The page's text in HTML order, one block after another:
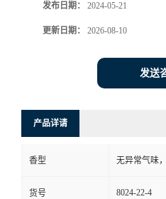
发布日期： 2024-05-21
更新日期： 2026-08-10
发送
产品详请
香型 无异常气味
货号 8024-22-4